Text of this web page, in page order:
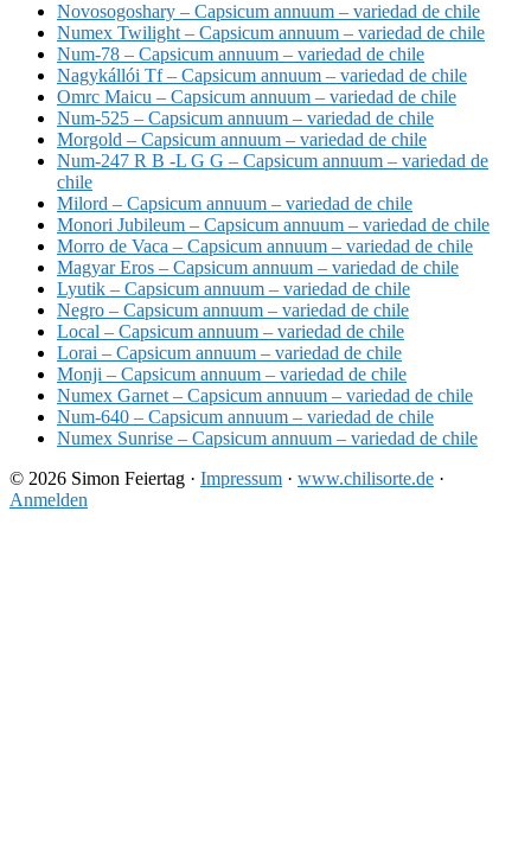
Novosogoshary – Capsicum annuum – variedad de chile
Numex Twilight – Capsicum annuum – variedad de chile
Num-78 – Capsicum annuum – variedad de chile
Nagykállói Tf – Capsicum annuum – variedad de chile
Omrc Maicu – Capsicum annuum – variedad de chile
Num-525 – Capsicum annuum – variedad de chile
Morgold – Capsicum annuum – variedad de chile
Num-247 R B -L G G – Capsicum annuum – variedad de
chile
Milord – Capsicum annuum – variedad de chile
Monori Jubileum – Capsicum annuum – variedad de chile
Morro de Vaca – Capsicum annuum – variedad de chile
Magyar Eros – Capsicum annuum – variedad de chile
Lyutik – Capsicum annuum – variedad de chile
Negro – Capsicum annuum – variedad de chile
Local – Capsicum annuum – variedad de chile
Lorai – Capsicum annuum – variedad de chile
Monji – Capsicum annuum – variedad de chile
Numex Garnet – Capsicum annuum – variedad de chile
Num-640 – Capsicum annuum – variedad de chile
Numex Sunrise – Capsicum annuum – variedad de chile
© 2026 Simon Feiertag · Impressum · www.chilisorte.de ·
Anmelden